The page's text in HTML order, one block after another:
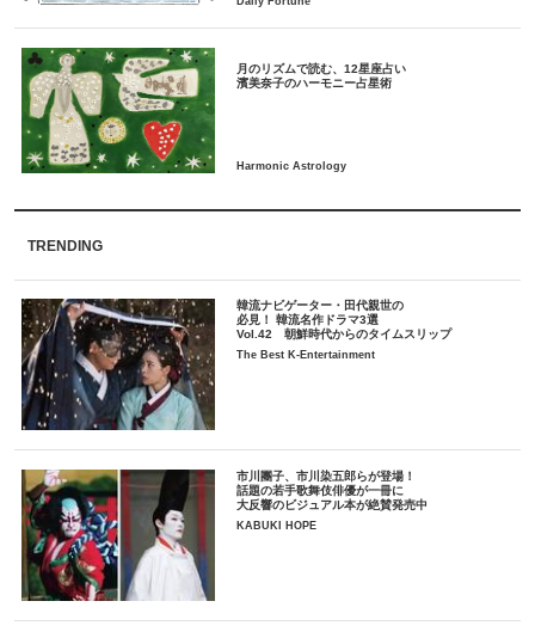
月のリズムで読む、12星座占い
TRENDING
韓流ナビゲーター・田代親世の
必見！ 韓流名作ドラマ3選
Vol.42 朝鮮時代からのタイムスリップ
The Best K-Entertainment
市川團子、市川染五郎らが登場！
話題の若手歌舞伎俳優が一冊に
大反響のビジュアル本が絶賛発売中
KABUKI HOPE